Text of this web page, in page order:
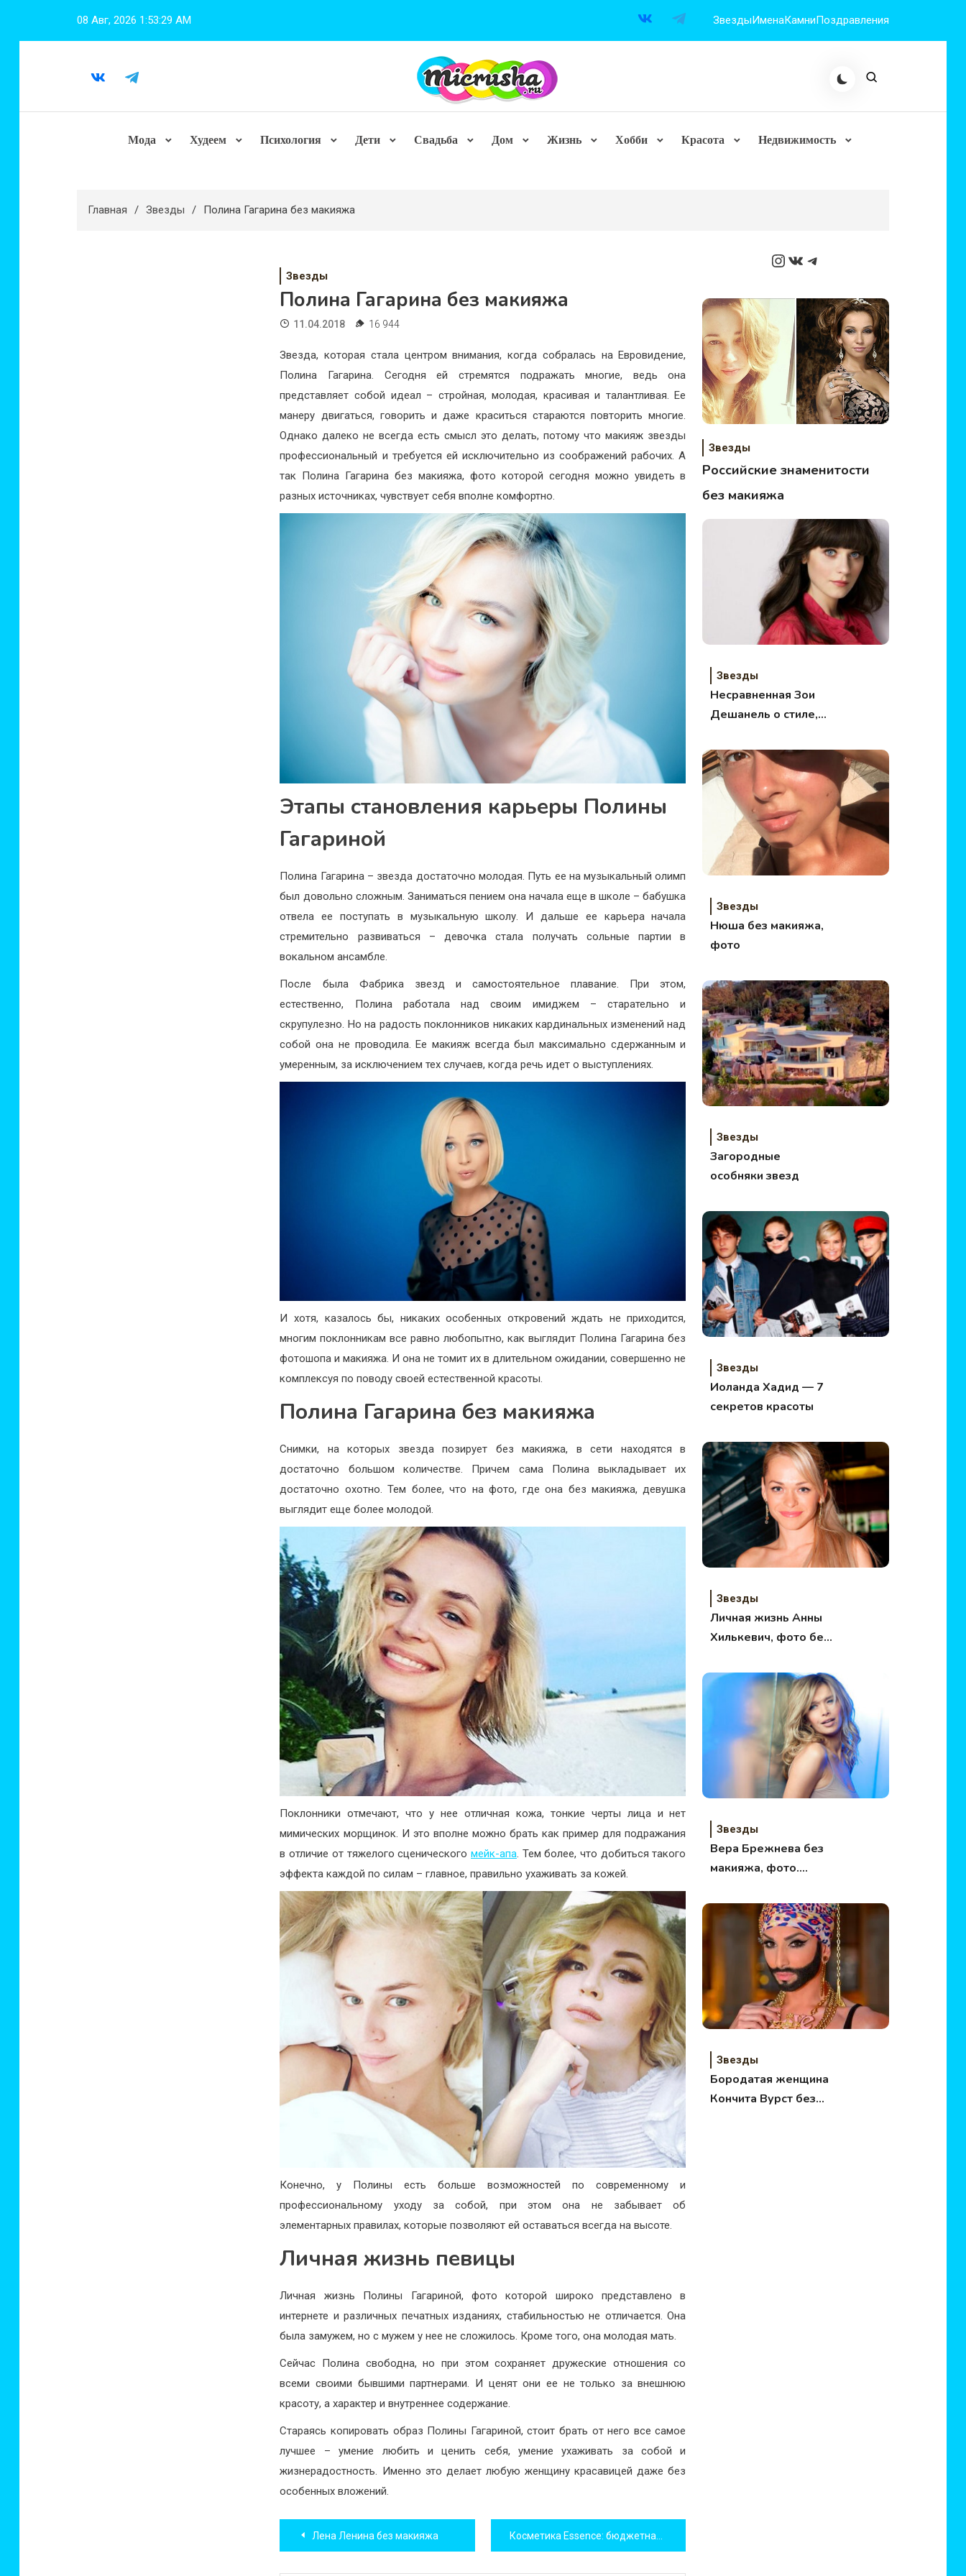
08 Авг, 2026 1:53:30 AM ЗвездыИменаКамниПоздравления
Мода Худеем Психология Дети Свадьба Дом Жизнь Хобби Красота Недвижимость
Главная Звезды Полина Гагарина без макияжа
Звезды
Полина Гагарина без макияжа
11.04.2018 16 944
Звезда, которая стала центром внимания, когда собралась на Евровидение,
Полина Гагарина. Сегодня ей стремятся подражать многие, ведь она
представляет собой идеал – стройная, молодая, красивая и талантливая. Ее
манеру двигаться, говорить и даже краситься стараются повторить многие.
Однако далеко не всегда есть смысл это делать, потому что макияж звезды
профессиональный и требуется ей исключительно из соображений рабочих. А
так Полина Гагарина без макияжа, фото которой сегодня можно увидеть в
разных источниках, чувствует себя вполне комфортно.
Этапы становления карьеры Полины
Гагариной
Полина Гагарина – звезда достаточно молодая. Путь ее на музыкальный олимп
был довольно сложным. Заниматься пением она начала еще в школе – бабушка
отвела ее поступать в музыкальную школу. И дальше ее карьера начала
стремительно развиваться – девочка стала получать сольные партии в
вокальном ансамбле.
После была Фабрика звезд и самостоятельное плавание. При этом,
естественно, Полина работала над своим имиджем – старательно и
скрупулезно. Но на радость поклонников никаких кардинальных изменений над
собой она не проводила. Ее макияж всегда был максимально сдержанным и
умеренным, за исключением тех случаев, когда речь идет о выступлениях.
И хотя, казалось бы, никаких особенных откровений ждать не приходится,
многим поклонникам все равно любопытно, как выглядит Полина Гагарина без
фотошопа и макияжа. И она не томит их в длительном ожидании, совершенно не
комплексуя по поводу своей естественной красоты.
Полина Гагарина без макияжа
Снимки, на которых звезда позирует без макияжа, в сети находятся в
достаточно большом количестве. Причем сама Полина выкладывает их
достаточно охотно. Тем более, что на фото, где она без макияжа, девушка
выглядит еще более молодой.
Поклонники отмечают, что у нее отличная кожа, тонкие черты лица и нет
мимических морщинок. И это вполне можно брать как пример для подражания
в отличие от тяжелого сценического мейк-апа. Тем более, что добиться такого
эффекта каждой по силам – главное, правильно ухаживать за кожей.
Конечно, у Полины есть больше возможностей по современному и
профессиональному уходу за собой, при этом она не забывает об
элементарных правилах, которые позволяют ей оставаться всегда на высоте.
Личная жизнь певицы
Личная жизнь Полины Гагариной, фото которой широко представлено в
интернете и различных печатных изданиях, стабильностью не отличается. Она
была замужем, но с мужем у нее не сложилось. Кроме того, она молодая мать.
Сейчас Полина свободна, но при этом сохраняет дружеские отношения со
всеми своими бывшими партнерами. И ценят они ее не только за внешнюю
красоту, а характер и внутреннее содержание.
Стараясь копировать образ Полины Гагариной, стоит брать от него все самое
лучшее – умение любить и ценить себя, умение ухаживать за собой и
жизнерадостность. Именно это делает любую женщину красавицей даже без
особенных вложений.
Навигация
по
Лена Ленина без макияжа
Instagram
ВКонтакте
Telegram
Звезды
Российские знаменитости
без макияжа
Звезды
Несравненная Зои
Дешанель о стиле,
Звезды
Нюша без макияжа,
фото
Звезды
Загородные
особняки звезд
Звезды
Иоланда Хадид — 7
секретов красоты
Звезды
Личная жизнь Анны
Хилькевич, фото без
Звезды
Вера Брежнева без
макияжа, фото.
певицы.
Звезды
Бородатая женщина
Кончита Вурст без